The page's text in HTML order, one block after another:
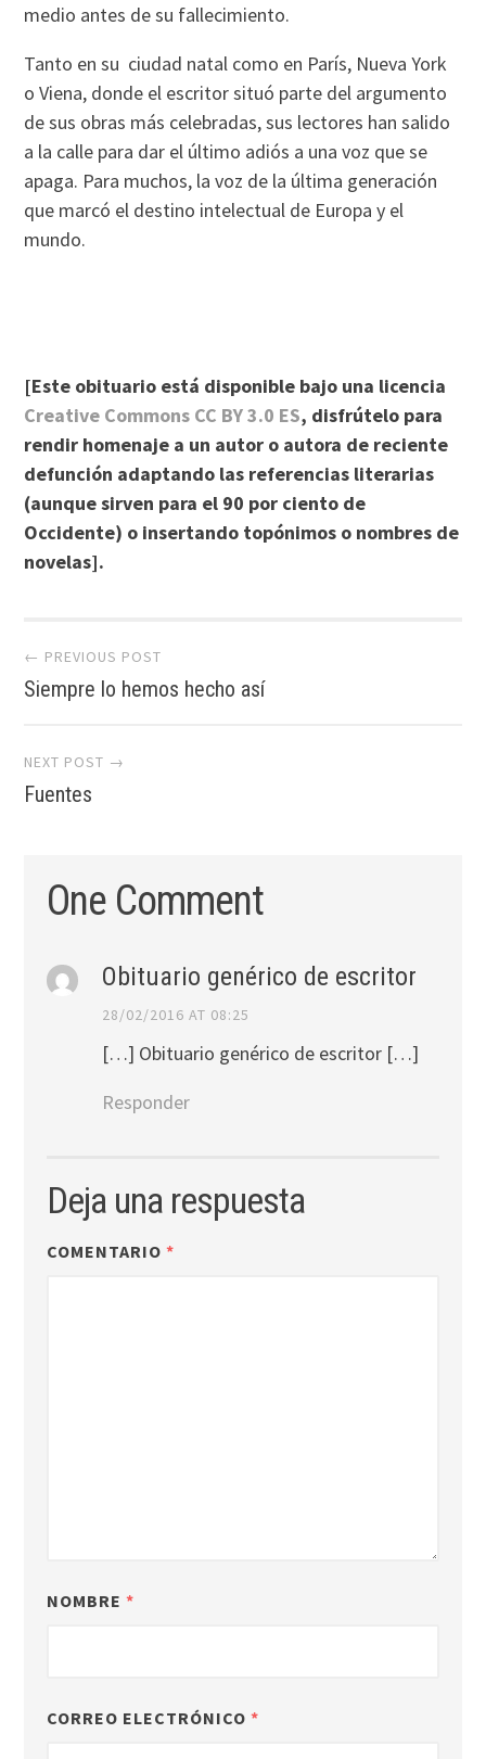
medio antes de su fallecimiento.
Tanto en su ciudad natal como en París, Nueva York
o Viena, donde el escritor situó parte del argumento
de sus obras más celebradas, sus lectores han salido
a la calle para dar el último adiós a una voz que se
apaga. Para muchos, la voz de la última generación
que marcó el destino intelectual de Europa y el
mundo.
[Este obituario está disponible bajo una licencia
Creative Commons CC BY 3.0 ES, disfrútelo para
rendir homenaje a un autor o autora de reciente
defunción adaptando las referencias literarias
(aunque sirven para el 90 por ciento de
Occidente) o insertando topónimos o nombres de
novelas].
Post
navigation
← PREVIOUS POST
Siempre lo hemos hecho así
NEXT POST →
Fuentes
One Comment
Obituario genérico de escritor
28/02/2016 AT 08:25
[…] Obituario genérico de escritor […]
Responder
Deja una respuesta
COMENTARIO *
NOMBRE *
CORREO ELECTRÓNICO *